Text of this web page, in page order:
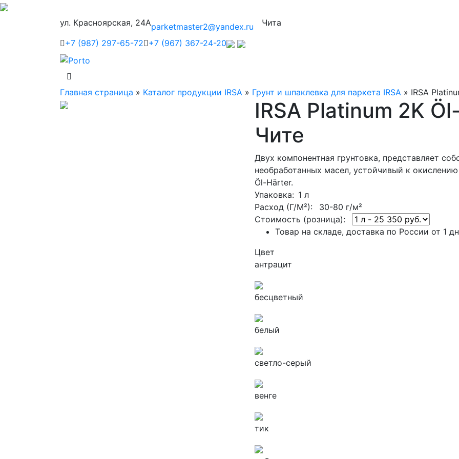
ул. Красноярская, 24Аparketmaster2@yandex.ru
Чита
+7 (987) 297-65-72 +7 (967) 367-24-20
Главная страница » Каталог продукции IRSA » Грунт и шпаклевка для паркета IRSA » IRSA
IRSA Platinum 2K
Чите
Двух компонентная грунтовка, представляет
необработанных масел, устойчивый к
Öl-Härter.
Упаковка: 1 л
Расход (Г/М²): 30-80 г/м²
Стоимость (розница):
Товар на складе, доставка по России от 1
Цвет
антрацит
бесцветный
белый
светло-серый
венге
тик